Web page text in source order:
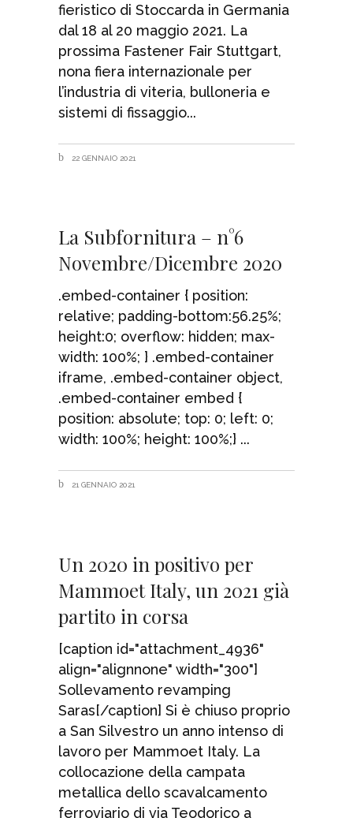
fieristico di Stoccarda in Germania
dal 18 al 20 maggio 2021. La
prossima Fastener Fair Stuttgart,
nona fiera internazionale per
l’industria di viteria, bulloneria e
sistemi di fissaggio
22 GENNAIO 2021
La Subfornitura – n°6
Novembre/Dicembre 2020
.embed-container { position:
relative; padding-bottom:56.25%;
height:0; overflow: hidden; max-
width: 100%; } .embed-container
iframe, .embed-container object,
.embed-container embed {
position: absolute; top: 0; left: 0;
width: 100%; height: 100%;}
21 GENNAIO 2021
Un 2020 in positivo per
Mammoet Italy, un 2021 già
partito in corsa
[caption id="attachment_4936"
align="alignnone" width="300"]
Sollevamento revamping
Saras[/caption] Si è chiuso proprio
a San Silvestro un anno intenso di
lavoro per Mammoet Italy. La
collocazione della campata
metallica dello scavalcamento
ferroviario di via Teodorico a